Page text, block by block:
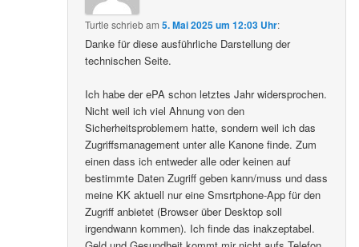
Turtle schriebam5. Mai 2025 um 12:03 Uhr:
Danke für diese ausführliche Darstellung der
technischen Seite.
Ich habe der ePA schon letztes Jahr widersprochen.
Nicht weil ich viel Ahnung von den
Sicherheitsproblemem hatte, sondern weil ich das
Zugriffsmanagement unter alle Kanone finde. Zum
einen dass ich entweder alle oder keinen auf
bestimmte Daten Zugriff geben kann/muss und dass
meine KK aktuell nur eine Smsrtphone-App für den
Zugriff anbietet (Browser über Desktop soll
irgendwann kommen). Ich finde das inakzeptabel.